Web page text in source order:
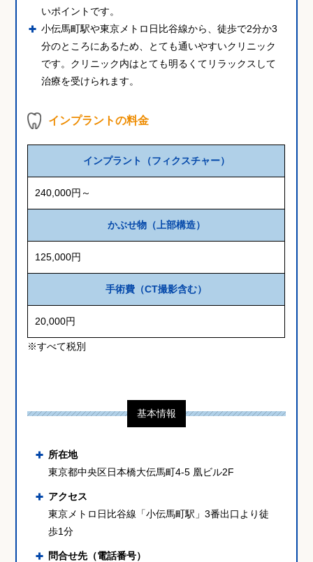
いポイントです。
小伝馬町駅や東京メトロ日比谷線から、徒歩で2分か3
分のところにあるため、とても通いやすいクリニック
です。クリニック内はとても明るくてリラックスして
治療を受けられます。
インプラントの料金
インプラント（フィクスチャー）
240,000円～
かぶせ物（上部構造）
125,000円
手術費（CT撮影含む）
20,000円
※すべて税別
基本情報
所在地
東京都中央区日本橋大伝馬町4-5 凰ビル2F
アクセス
東京メトロ日比谷線「小伝馬町駅」3番出口より徒
歩1分
問合せ先（電話番号）